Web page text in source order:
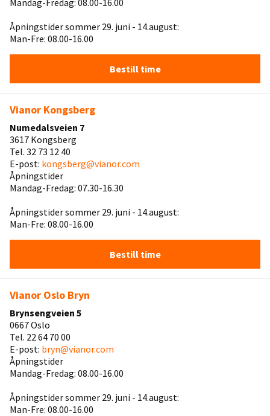
Mandag-Fredag: 08.00-16.00
Åpningstider sommer 29. juni - 14.august:
Man-Fre: 08.00-16.00
Bestill time
Vianor Kongsberg
Numedalsveien 7
3617 Kongsberg
Tel. 32 73 12 40
E-post: kongsberg@vianor.com
Åpningstider
Mandag-Fredag: 07.30-16.30
Åpningstider sommer 29. juni - 14.august:
Man-Fre: 08.00-16.00
Bestill time
Vianor Oslo Bryn
Brynsengveien 5
0667 Oslo
Tel. 22 64 70 00
E-post: bryn@vianor.com
Åpningstider
Mandag-Fredag: 08.00-16.00
Åpningstider sommer 29. juni - 14.august:
Man-Fre: 08.00-16.00